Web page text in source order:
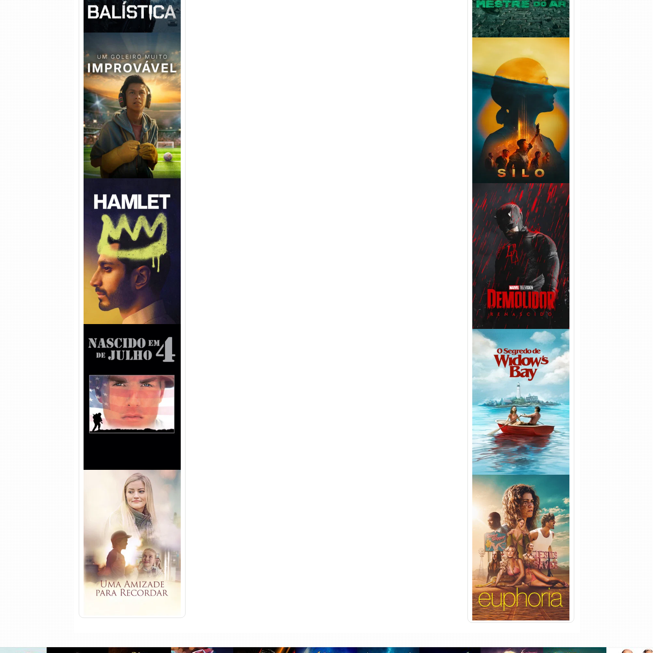
Um Goleiro Muito Improvável
Torrent (2026) WEB-DL 1080p
Dual Áudio
Hamlet Torrent (2026) WEB-
DL 1080p Dual Áudio
Nascido em 4 de Julho
Torrent (1989) WEB-DL 1080p
Dual Áudio
Uma Amizade para Recordar
Torrent (2025) WEB-DL 1080p
Dual Áudio
Silo 2ª Temporada (2024)
WEB-DL 1080p Dual Áudio
Demolidor: Renascido 2ª
Temporada (2026) WEB-DL
1080p Dual Áudio
O Segredo de Widow’s Bay
1ª Temporada Torrent (2026)
WEB-DL 1080p Dual Áudio
Euphoria 3ª Temporada
Torrent (2026) WEB-DL 1080p
Dual Áudio